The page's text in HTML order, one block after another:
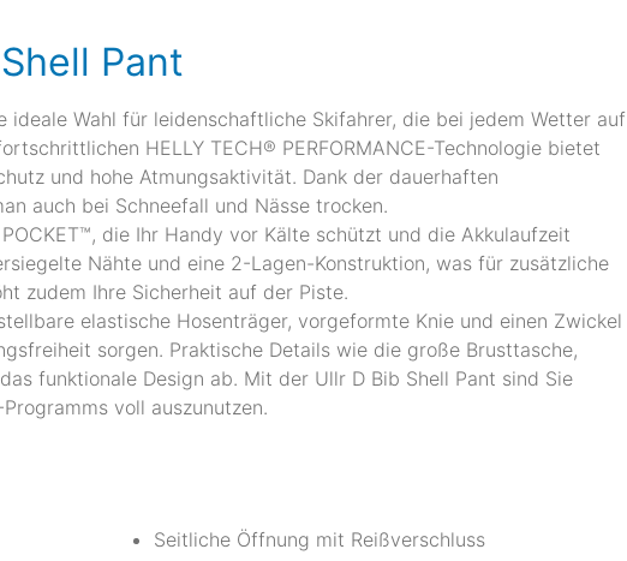
Pant
ideale Wahl für leidenschaftliche Skifahrer, die bei jedem Wetter auf
HELLY TECH® PERFORMANCE-Technologie bietet
und hohe Atmungsaktivität. Dank der dauerhaften
auch bei Schneefall und Nässe trocken.
die Ihr Handy vor Kälte schützt und die Akkulaufzeit
Nähte und eine 2-Lagen-Konstruktion, was für zusätzliche
zudem Ihre Sicherheit auf der Piste.
elastische Hosenträger, vorgeformte Knie und einen Zwickel
sorgen. Praktische Details wie die große Brusttasche,
funktionale Design ab. Mit der Ullr D Bib Shell Pant sind Sie
voll auszunutzen.
Seitliche Öffnung mit Reißverschluss